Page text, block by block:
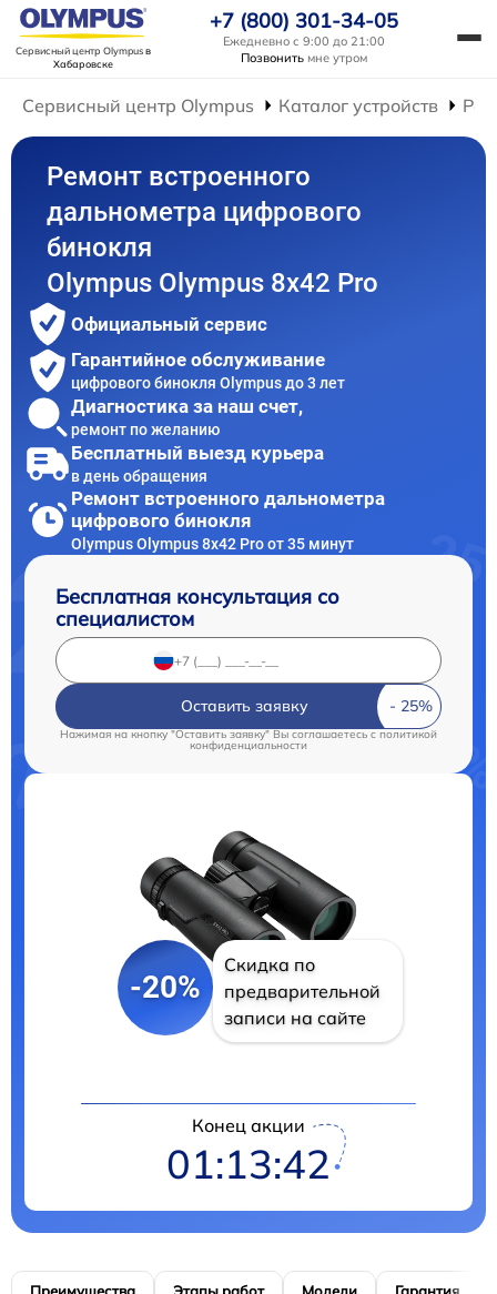
Сервисный центр Olympusв
Хабаровске
+7 (800) 301-34-05
Ежедневно с 9:00 до 21:00
Позвонить мне утром
Сервисный центр Olympus Каталог устройств
Ремонт встроенного
дальнометра цифрового
бинокля
Olympus Olympus 8x42 Pro
Официальный сервис
Гарантийное обслуживание
цифрового бинокля Olympus до 3 лет
Диагностика за наш счет,
ремонт по желанию
Бесплатный выезд курьера
в день обращения
Ремонт встроенного дальнометра
цифрового бинокля
Olympus Olympus 8x42 Pro от 35 минут
Бесплатная консультация со
специалистом
Оставить заявку
Нажимая на кнопку "Оставить заявку" Вы соглашаетесь c политикой
конфиденциальности
-20%
Скидка по
предварительной
записи на сайте
Конец акции
01:13:41